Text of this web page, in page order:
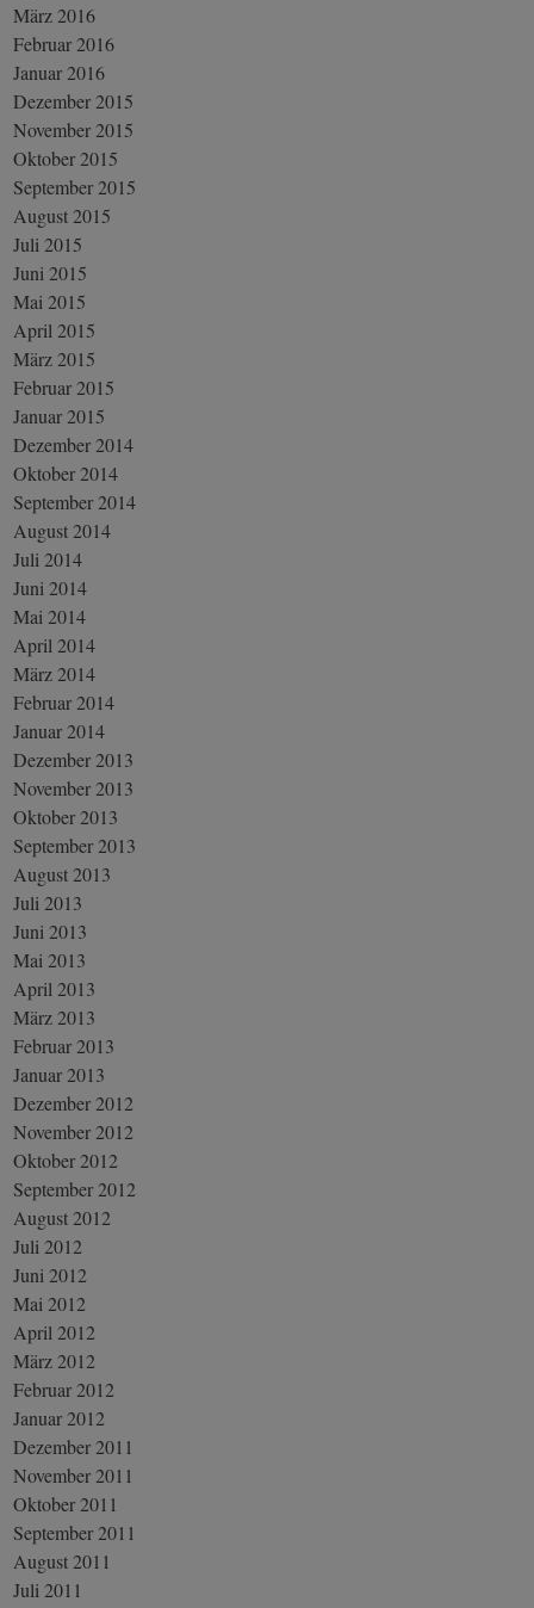
März 2016
Februar 2016
Januar 2016
Dezember 2015
November 2015
Oktober 2015
September 2015
August 2015
Juli 2015
Juni 2015
Mai 2015
April 2015
März 2015
Februar 2015
Januar 2015
Dezember 2014
Oktober 2014
September 2014
August 2014
Juli 2014
Juni 2014
Mai 2014
April 2014
März 2014
Februar 2014
Januar 2014
Dezember 2013
November 2013
Oktober 2013
September 2013
August 2013
Juli 2013
Juni 2013
Mai 2013
April 2013
März 2013
Februar 2013
Januar 2013
Dezember 2012
November 2012
Oktober 2012
September 2012
August 2012
Juli 2012
Juni 2012
Mai 2012
April 2012
März 2012
Februar 2012
Januar 2012
Dezember 2011
November 2011
Oktober 2011
September 2011
August 2011
Juli 2011